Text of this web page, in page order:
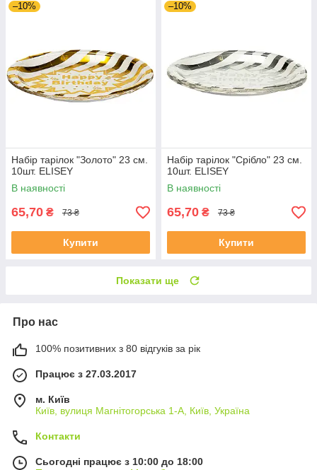
–10%
Набір тарілок "Золото" 23 см.
10шт. ELISEY
В наявності
65,70 ₴ 73 ₴
Купити
–10%
Набір тарілок "Срібло" 23 см.
10шт. ELISEY
В наявності
65,70 ₴ 73 ₴
Купити
Показати ще
Про нас
100% позитивних з 80 відгуків за рік
Працює з 27.03.2017
м. Київ
Київ, вулиця Магнітогорська 1-А, Київ, Україна
Контакти
Сьогодні працює з 10:00 до 18:00